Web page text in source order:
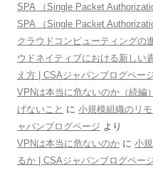
SPA （Single Packet
SPA （Single Packet
クラウドコンピューティングの
ウドネイティブにおける新しい
え方 | CSAジャパンブログペー
VPNは本当に危ないのか（続
げないこと に 小規模組織のリ
ャパンブログページ より
VPNは本当に危ないのか に 小
るか | CSAジャパンブログペー